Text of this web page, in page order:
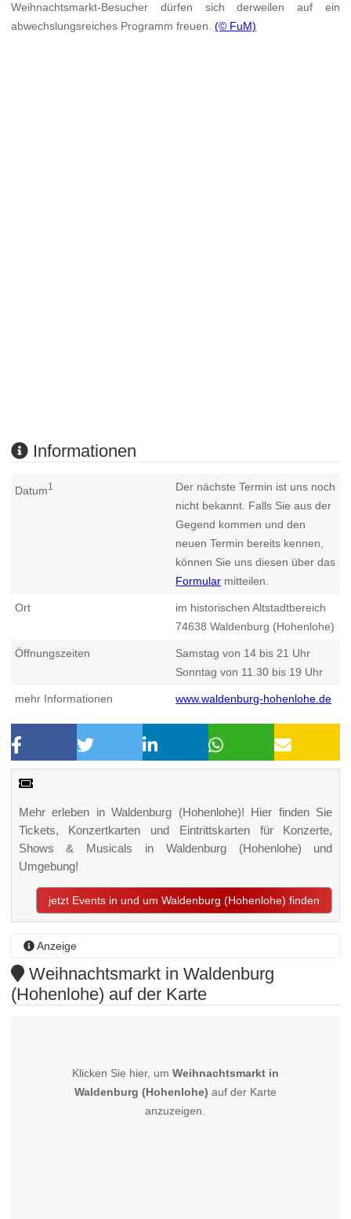
Weihnachtsmarkt-Besucher dürfen sich derweilen auf ein
abwechslungsreiches Programm freuen.(© FuM)
Informationen
Datum1
Der nächste Termin ist uns noch
nicht bekannt. Falls Sie aus der
Gegend kommen und den
neuen Termin bereits kennen,
können Sie uns diesen über das
Formular mitteilen.
Ort
im historischen Altstadtbereich
74638 Waldenburg (Hohenlohe)
Öffnungszeiten
Samstag von 14 bis 21 Uhr
Sonntag von 11.30 bis 19 Uhr
mehr Informationen www.waldenburg-hohenlohe.de
Mehr erleben in Waldenburg (Hohenlohe)! Hier finden Sie
Tickets, Konzertkarten und Eintrittskarten für Konzerte,
Shows & Musicals in Waldenburg (Hohenlohe) und
Umgebung!
jetzt Events in und um Waldenburg (Hohenlohe) finden
Anzeige
Weihnachtsmarkt in Waldenburg
(Hohenlohe) auf der Karte
Klicken Sie hier, um Weihnachtsmarkt in
Waldenburg (Hohenlohe) auf der Karte
anzuzeigen.